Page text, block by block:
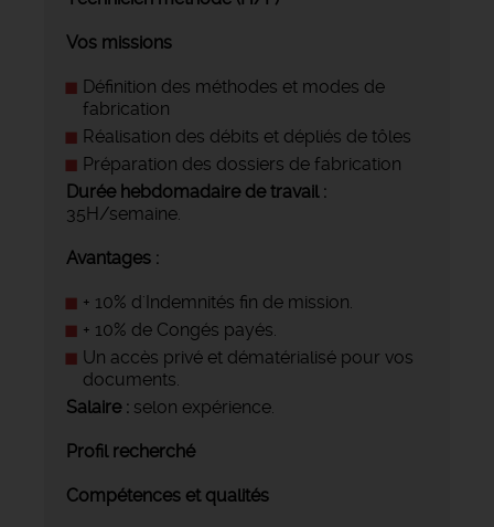
Vos missions
Définition des méthodes et modes de
fabrication
Réalisation des débits et dépliés de tôles
Préparation des dossiers de fabrication
Durée hebdomadaire de travail :
35H/semaine.
Avantages :
+ 10% d'Indemnités fin de mission.
+ 10% de Congés payés.
Un accès privé et dématérialisé pour vos
documents.
Salaire : selon expérience.
Profil recherché
Compétences et qualités